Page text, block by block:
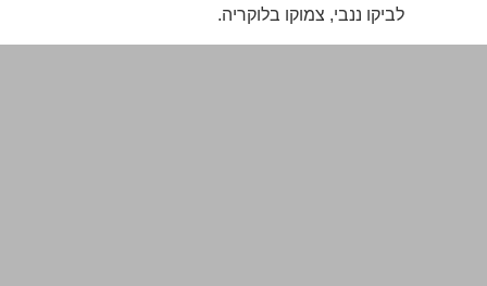
לביקו ננבי, צמוקו בלוקריה.